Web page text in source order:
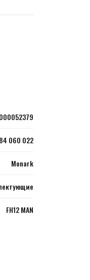
000052379
060 022
Monark
FH12 MAN